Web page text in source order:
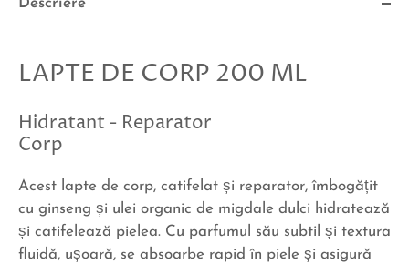
Descriere
LAPTE DE CORP 200 ML
Hidratant - Reparator
Corp
Acest lapte de corp, catifelat și reparator, îmbogățit
cu ginseng și ulei organic de migdale dulci hidratează
și catifelează pielea. Cu parfumul său subtil și textura
fluidă, ușoară, se absoarbe rapid în piele și asigură